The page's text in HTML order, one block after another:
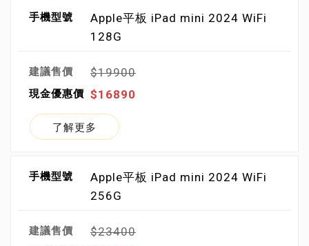
Apple平板 iPad mini 2024 WiFi
128G
$19900
$16890
了解更多
Apple平板 iPad mini 2024 WiFi
256G
$23400